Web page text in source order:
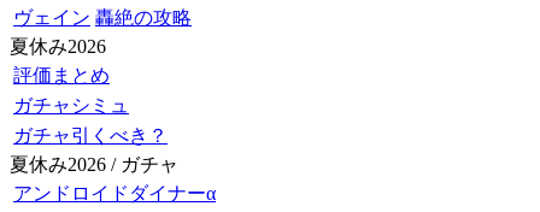
ヴェイン 轟絶の攻略
夏休み2026
評価まとめ
ガチャシミュ
ガチャ引くべき？
夏休み2026 / ガチャ
アンドロイドダイナーα